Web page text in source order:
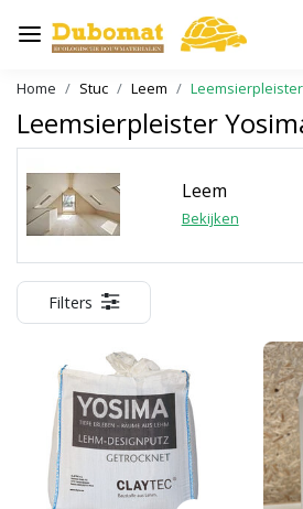
Home Stuc Leem
Leemsierpleister
Leem
Bekijken
Filters